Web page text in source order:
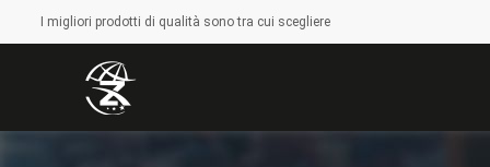
I migliori prodotti di qualità sono tra cui scegliere